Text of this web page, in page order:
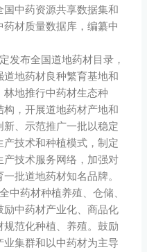
中药资源共享数据集和
材质量数据库，编纂中
发布全国道地药材目录，
地药材良种繁育基地和
地推行中药材生态种
，开展道地药材产地和
、示范推广一批以稳定
技术和种植模式，制定
技术服务网络，加强对
批道地药材知名品牌。
中药材种植养殖、仓储、
中药材产业化、商品化
范化种植、养殖。鼓励
集群和以中药材为主导